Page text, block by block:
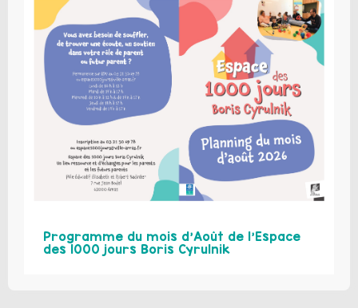
Programme du mois d’Août de l’Espace
des 1000 jours Boris Cyrulnik